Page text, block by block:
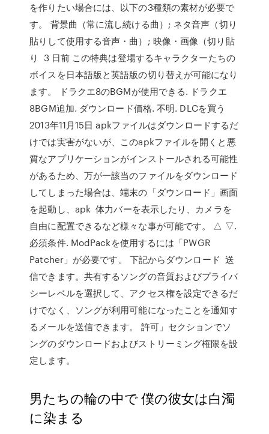
を作りたい場合には、以下の3種類の素材が必要で
す。 背景曲（常に流し続ける曲）; ネタ音声（切り
貼りして使用する音声・曲）; 映像・画像（切り貼
り 3 日前 この特典は登場するキャラクターたちの
ボイスを日本語版と英語版の切り替えが可能になり
ます。 ドラクエ8のBGMが使用できる. ドラクエ
8BGM追加. ダウンロード価格. 不明. DLCを買う
2013年11月15日 apkファイルはダウンロードするだ
けでは実害がないが、このapkファイルを開くと悪
質なアプリケーションがインストールされる可能性
があるため、万が一該当のファイルをダウンロード
してしまった場合は、端末の「ダウンロード」画面
を起動し、apk 体力バーを表示したり、カメラを
自由に配置できるなど様々な事が可能です。 △ ▽.
必須条件. ModPackを使用するには「PWGR
Patcher」が必要です。 下記からダウンロード 送
信できます。共有するソングの音質およびプライバ
シーレベルを選択して、アクセス権を設定できるだ
けでなく、ソングが利用可能になったことを通知す
るメールを送信できます。 許可」セクションでソ
ングのダウンロードおよびストリーミング権限を設
定します。
男たちの輪の中で 僕の彼女は白濁
に染まる